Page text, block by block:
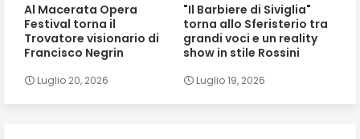
Al Macerata Opera
Festival torna il
Trovatore visionario di
Francisco Negrin
Luglio 20, 2026
"Il Barbiere di Siviglia"
torna allo Sferisterio tra
grandi voci e un reality
show in stile Rossini
Luglio 19, 2026